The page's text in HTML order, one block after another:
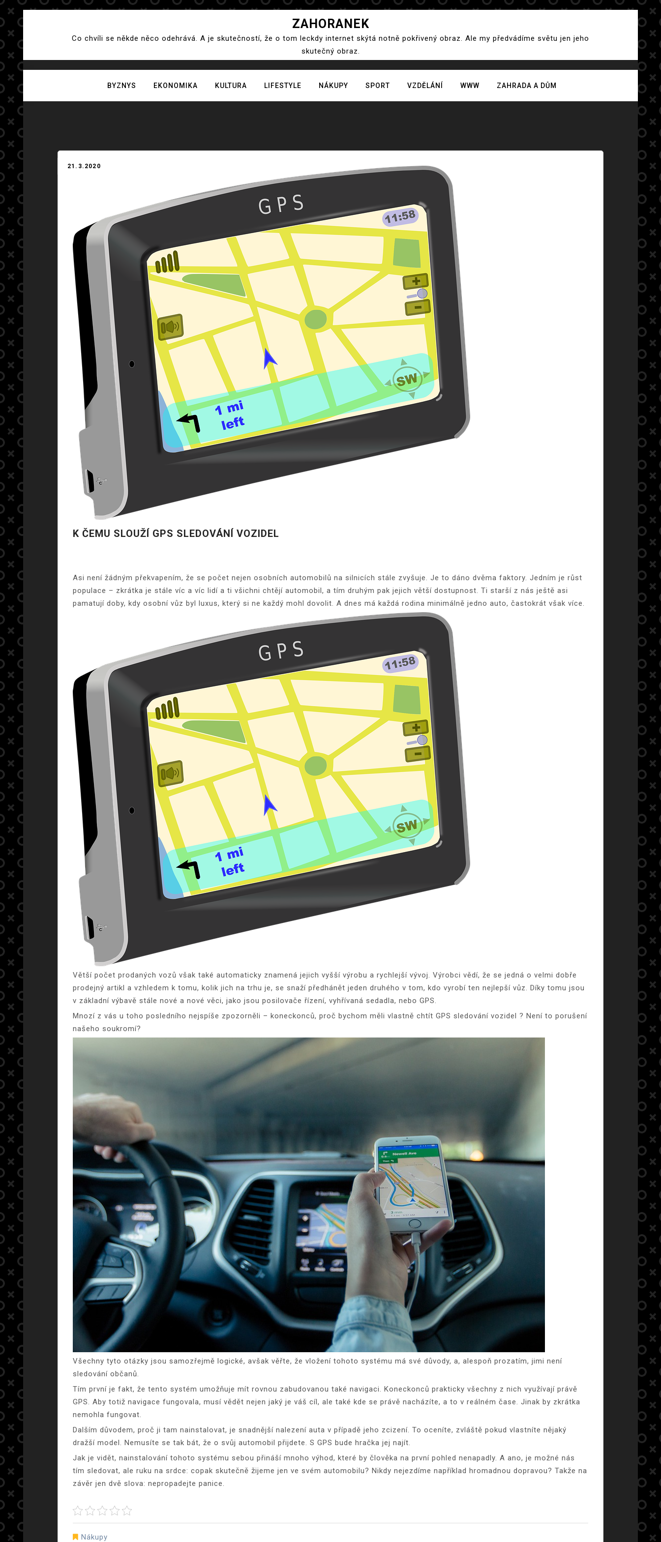
Skip
to
content
ZAHORANEK
Co chvíli se někde něco odehrává. A je skutečností, že o tom leckdy internet skýtá notně pokřivený obraz. Ale my předvádíme světu jen jeho
skutečný obraz.
BYZNYS EKONOMIKA KULTURA LIFESTYLE NÁKUPY SPORT VZDĚLÁNÍ WWW ZAHRADA A DŮM
K ČEMU SLOUŽÍ GPS SLEDOVÁNÍ VOZIDEL
21.3.2020
Asi není žádným překvapením, že se počet nejen osobních automobilů na silnicích stále zvyšuje. Je to dáno dvěma faktory. Jedním je růst
populace – zkrátka je stále víc a víc lidí a ti všichni chtějí automobil, a tím druhým pak jejich větší dostupnost. Ti starší z nás ještě asi
pamatují doby, kdy osobní vůz byl luxus, který si ne každý mohl dovolit. A dnes má každá rodina minimálně jedno auto, častokrát však více.
Větší počet prodaných vozů však také automaticky znamená jejich vyšší výrobu a rychlejší vývoj. Výrobci vědí, že se jedná o velmi dobře
prodejný artikl a vzhledem k tomu, kolik jich na trhu je, se snaží předhánět jeden druhého v tom, kdo vyrobí ten nejlepší vůz. Díky tomu jsou
v základní výbavě stále nové a nové věci, jako jsou posilovače řízení, vyhřívaná sedadla, nebo GPS.
Mnozí z vás u toho posledního nejspíše zpozorněli – koneckonců, proč bychom měli vlastně chtít GPS sledování vozidel ? Není to porušení
našeho soukromí?
Všechny tyto otázky jsou samozřejmě logické, avšak věřte, že vložení tohoto systému má své důvody, a, alespoň prozatím, jimi není
sledování občanů.
Tím první je fakt, že tento systém umožňuje mít rovnou zabudovanou také navigaci. Koneckonců prakticky všechny z nich využívají právě
GPS. Aby totiž navigace fungovala, musí vědět nejen jaký je váš cíl, ale také kde se právě nacházíte, a to v reálném čase. Jinak by zkrátka
nemohla fungovat.
Dalším důvodem, proč ji tam nainstalovat, je snadnější nalezení auta v případě jeho zcizení. To oceníte, zvláště pokud vlastníte nějaký
dražší model. Nemusíte se tak bát, že o svůj automobil přijdete. S GPS bude hračka jej najít.
Jak je vidět, nainstalování tohoto systému sebou přináší mnoho výhod, které by člověka na první pohled nenapadly. A ano, je možné nás
tím sledovat, ale ruku na srdce: copak skutečně žijeme jen ve svém automobilu? Nikdy nejezdíme například hromadnou dopravou? Takže na
závěr jen dvě slova: nepropadejte panice.
Nákupy